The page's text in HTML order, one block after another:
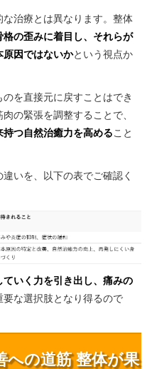
治療とは異なります。整体
の歪みに着目し、それらが
原因ではないかという視点か
を直接元に戻すことはでき
の緊張を調整することで、
持つ自然治癒力を高めること
いを、以下の表でご確認く
いく力を引き出し、痛みの
要な選択肢となり得るので
への道筋 整体が果